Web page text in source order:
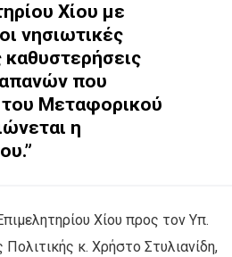
Χίου με
νησιωτικές
καθυστερήσεις
που
Μεταφορικού
η
Χίου προς τον Υπ.
Πολιτικής κ. Χρήστο Στυλιανίδη,